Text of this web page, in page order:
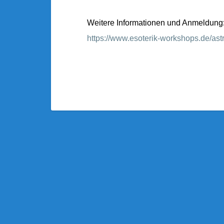
Weitere Informationen und Anmeldung:
https://www.esoterik-workshops.de/